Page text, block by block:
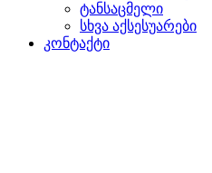
ტანსაცმელი
სხვა აქსესუარები
კონტაქტი